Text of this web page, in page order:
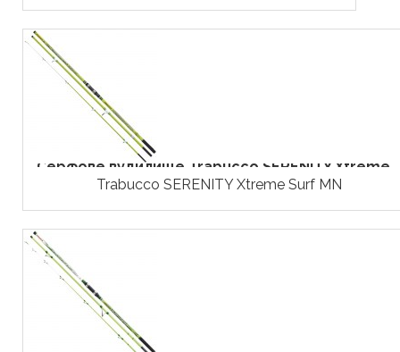
Серфове вудилище Trabucco SERENITY Xtreme...
Trabucco SERENITY Xtreme Surf MN